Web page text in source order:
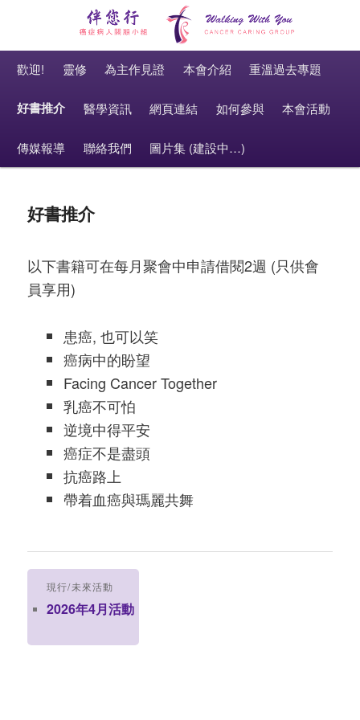
伴您行 Walking With You
癌症病人關顧小組 Cancer Caring Group
Skip to primary content
Skip to secondary content
歡迎! 靈修 為主作見證 本會介紹 重溫過去專題
好書推介 醫學資訊 網頁連結 如何參與 本會活動
傳媒報導 聯絡我們 圖片集 (建設中…)
好書推介
以下書籍可在每月聚會中申請借閱2週 (只供會
員享用)
患癌, 也可以笑
癌病中的盼望
Facing Cancer Together
乳癌不可怕
逆境中得平安
癌症不是盡頭
抗癌路上
帶着血癌與瑪麗共舞
現行/未來活動
2026年4月活動